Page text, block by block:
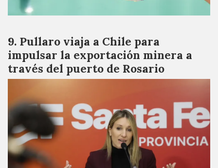
Pullaro viaja a Chile para
impulsar la exportación minera a
través del puerto de Rosario